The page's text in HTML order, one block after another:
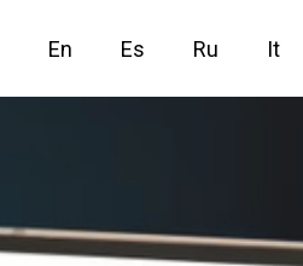
En Es Ru It